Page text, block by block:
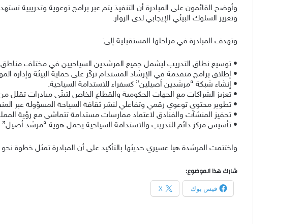
وأوضح القائمون على المبادرة أن التنفيذ يتم عبر برامج توعوية وتدريبية
وتعزيز السلوك البيئي الإيجابي لدى الزوار.
وتهدف المبادرة في مراحلها المستقبلية إلى:
• توسيع نطاق التدريب ليشمل جميع المرشدين السياحيين في مختلف مناطق
• إطلاق برامج متقدمة في الإرشاد المستدام تركّز على حماية البيئة وإدارة
• إنشاء شبكة “مرشدين أصيلين” كسفراء للاستدامة السياحية.
• تعزيز الشراكات مع الجهات الحكومية والقطاع الخاص لتبنّي مبادرات تقلل
• تطوير محتوى توعوي رقمي وتفاعلي لنشر ثقافة السياحة المسؤولة عبر
• تحفيز المنشآت والفنادق لاعتماد ممارسات مستدامة تتماشى مع رؤية المملكة
• تأسيس مركز دائم للتدريب والاستدامة السياحية يحمل هوية “مرشد أصيل”
واختتمت المرشدة هيا عسيري حديثها بالتأكيد على أن المبادرة تمثل خطوة
شارك هذا الموضوع:
فيس بوك X